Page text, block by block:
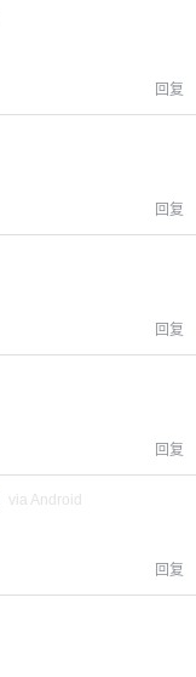
回复
回复
回复
回复
via Android
回复